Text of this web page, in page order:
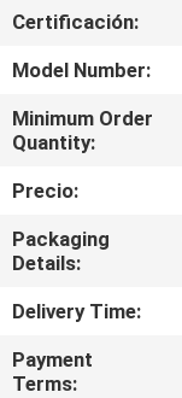
VIAJE
LA
FÁBRICA
CONTROL
DE
CALIDAD
Certificación:
Model Number:
Minimum Order
Quantity:
Precio:
Packaging
Details:
Delivery Time:
Payment
Terms: